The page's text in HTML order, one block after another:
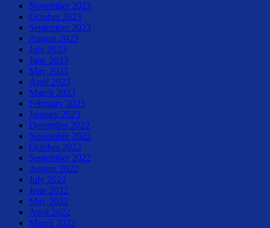
November 2023
October 2023
September 2023
August 2023
July 2023
June 2023
May 2023
April 2023
March 2023
February 2023
January 2023
December 2022
November 2022
October 2022
September 2022
August 2022
July 2022
June 2022
May 2022
April 2022
March 2022